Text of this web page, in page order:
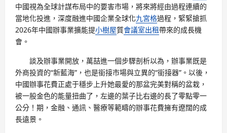
中國視為全球計謀布局中的要害市場，將來將經由過程連續的
當地化投進，深度融進中國企業全球化九宮格過程，緊緊搶抓
2026年中國辦事業擴能提小樹屋質會議室出租帶來的成長機
會。
談及辦事業開放，萬喆進一個步驟剖析以為，辦事業既是
外商投資的“新藍海”，也是銜接市場與立異的“銜接器”。以後，
中國辦事花費正處于穩步上升她最愛的那盆完美對稱的盆栽，
被一股金色的能量扭曲了，左邊的葉子比右邊的長了零點零一
公分！期，金融、通訊、醫療等範疇的辦事花費擁有遼闊的成
長遠景。